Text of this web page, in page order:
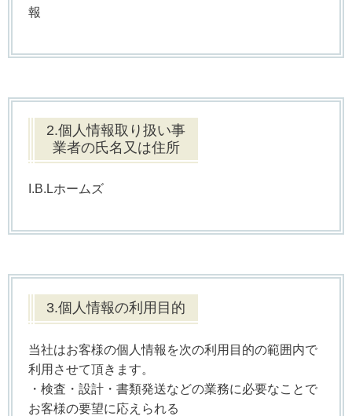
報
2.個人情報取り扱い事
業者の氏名又は住所
I.B.Lホームズ
3.個人情報の利用目的
当社はお客様の個人情報を次の利用目的の範囲内で
利用させて頂きます。
・検査・設計・書類発送などの業務に必要なことで
お客様の要望に応えられる